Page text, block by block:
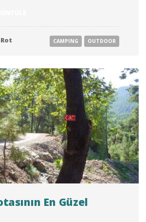
CAMPING OUTDOOR
En Güzel